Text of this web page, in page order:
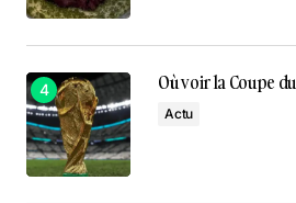
Où voir la Coupe
Actu